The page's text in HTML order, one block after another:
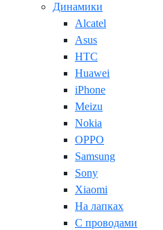
Динамики
Alcatel
Asus
HTC
Huawei
iPhone
Meizu
Nokia
OPPO
Samsung
Sony
Xiaomi
На лапках
С проводами